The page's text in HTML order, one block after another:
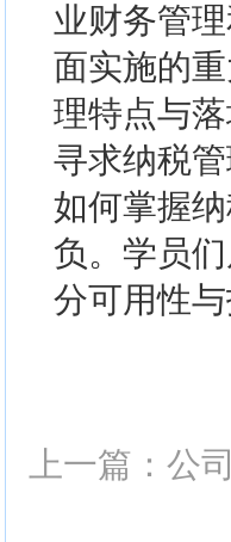
业财务管
面实施的
理特点与
寻求纳税
如何掌握
负。学员
分可用性
上一篇：公